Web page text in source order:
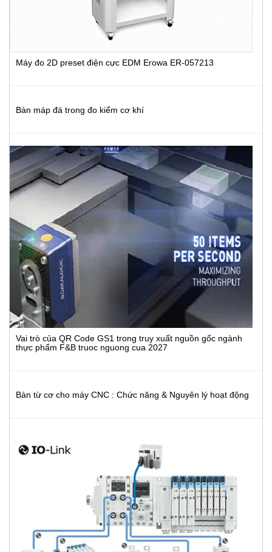
Máy đo 2D preset điện cực EDM Erowa ER-057213
Bàn máp đá trong đo kiểm cơ khí
Vai trò của QR Code GS1 trong truy xuất nguồn gốc ngành
thực phẩm F&B truoc nguong cua 2027
Bàn từ cơ cho máy CNC : Chức năng & Nguyên lý hoạt động